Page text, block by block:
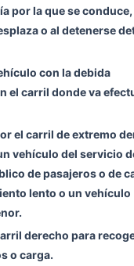
por la que se conduce,
o al detenerse
con la debida
el carril donde va
el carril de extremo
vehículo del servicio
de pasajeros o de
lento o un vehículo
derecho para
o carga.